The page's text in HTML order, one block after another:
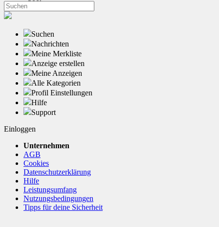
+200km
Suchen
Nachrichten
Meine Merkliste
Anzeige erstellen
Meine Anzeigen
Alle Kategorien
Profil Einstellungen
Hilfe
Support
Einloggen
Unternehmen
AGB
Cookies
Datenschutzerklärung
Hilfe
Leistungsumfang
Nutzungsbedingungen
Tipps für deine Sicherheit